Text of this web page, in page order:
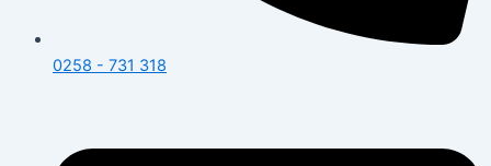
0258 - 731 318